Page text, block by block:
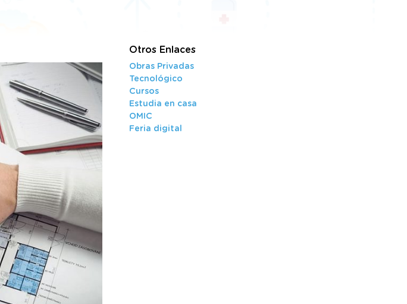
Otros Enlaces
Obras Privadas
Tecnológico
Cursos
Estudia en casa
OMIC
Feria digital